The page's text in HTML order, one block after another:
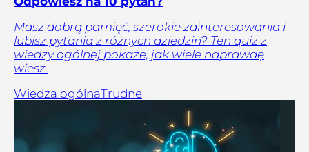
Masz dobrą pamięć, szerokie zainteresowania i
lubisz pytania z różnych dziedzin? Ten quiz z
wiedzy ogólnej pokaże, jak wiele naprawdę
wiesz.
Wiedza ogólnaTrudne